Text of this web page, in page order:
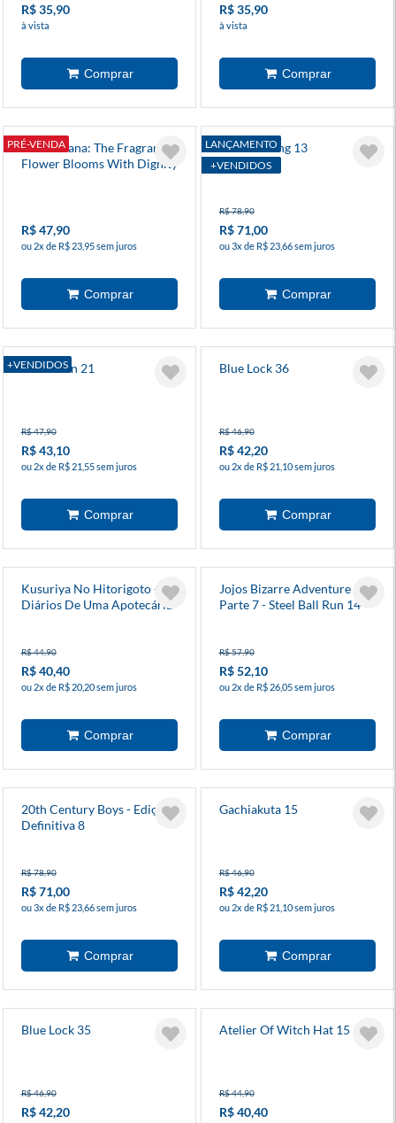
R$ 35,90
à vista
R$ 35,90
à vista
PRÉ-VENDA
Kaoru Hana: The Fragrant
Flower Blooms With Dignity
R$ 47,90
ou 2x de R$ 23,95 sem juros
LANÇAMENTO
+VENDIDOS
Solo Leveling 13
R$ 78,90
R$ 71,00
ou 3x de R$ 23,66 sem juros
+VENDIDOS
Dandadan 21
R$ 47,90
R$ 43,10
ou 2x de R$ 21,55 sem juros
Blue Lock 36
R$ 46,90
R$ 42,20
ou 2x de R$ 21,10 sem juros
Kusuriya No Hitorigoto -
Diários De Uma Apotecária
R$ 44,90
R$ 40,40
ou 2x de R$ 20,20 sem juros
Jojos Bizarre Adventure -
Parte 7 - Steel Ball Run 14
R$ 57,90
R$ 52,10
ou 2x de R$ 26,05 sem juros
20th Century Boys - Edição
Definitiva 8
R$ 78,90
R$ 71,00
ou 3x de R$ 23,66 sem juros
Gachiakuta 15
R$ 46,90
R$ 42,20
ou 2x de R$ 21,10 sem juros
Blue Lock 35
R$ 46,90
R$ 42,20
Atelier Of Witch Hat 15
R$ 44,90
R$ 40,40